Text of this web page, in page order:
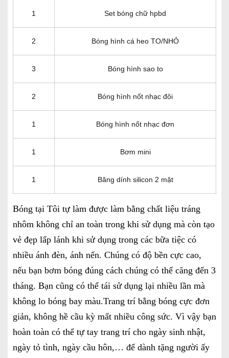
1 Set bóng chữ hpbd
2 Bóng hình cá heo TO/NHỎ
3 Bóng hình sao to
2 Bóng hình nốt nhạc đôi
1 Bóng hình nốt nhạc đơn
1 Bơm mini
1 Băng dính silicon 2 mặt
Bóng tại Tôi tự làm được làm bằng chất liệu tráng
nhôm không chỉ an toàn trong khi sử dụng mà còn tạo
vẻ đẹp lấp lánh khi sử dụng trong các bữa tiệc có
nhiều ánh đèn, ánh nến. Chúng có độ bền cực cao,
nếu bạn bơm bóng đúng cách chúng có thể căng đến 3
tháng. Bạn cũng có thể tái sử dụng lại nhiều lần mà
không lo bóng bay màu.Trang trí bằng bóng cực đơn
giản, không hề cầu kỳ mất nhiều công sức. Vì vậy bạn
hoàn toàn có thể tự tay trang trí cho ngày sinh nhật,
ngày tỏ tình, ngày cầu hôn,… để dành tặng người ấy